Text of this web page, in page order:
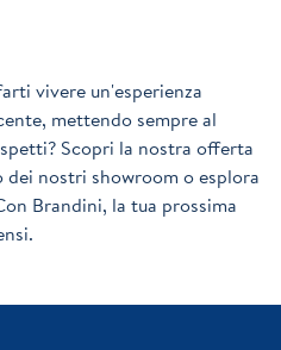
vivere un'esperienza
mettendo sempre al
Scopri la nostra offerta
nostri showroom o esplora
Brandini, la tua prossima